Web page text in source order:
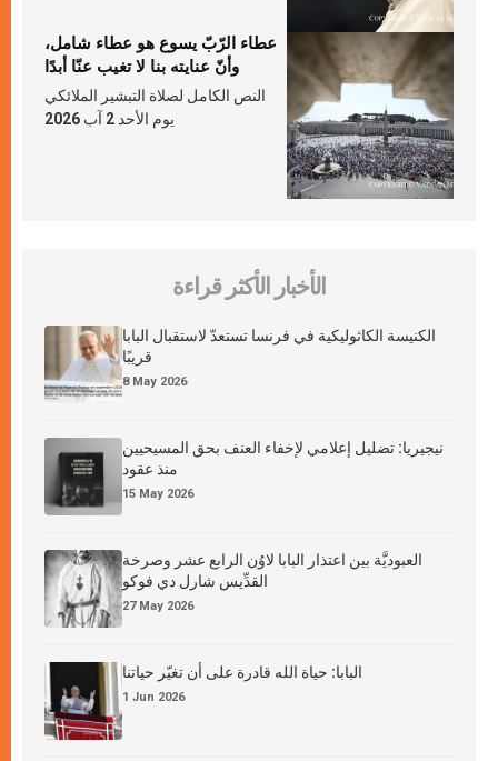
عطاء الرّبّ يسوع هو عطاء شامل،
وأنّ عنايته بنا لا تغيب عنّا أبدًا
النص الكامل لصلاة التبشير الملائكي
يوم الأحد 2 آب 2026
الأخبار الأكثر قراءة
الكنيسة الكاثوليكية في فرنسا تستعدّ لاستقبال البابا
قريبًا
8 May 2026
نيجيريا: تضليل إعلامي لإخفاء العنف بحق المسيحيين
منذ عقود
15 May 2026
العبوديَّة بين اعتذار البابا لاوُن الرابع عشر وصرخة
القدِّيس شارل دي فوكو
27 May 2026
البابا: حياة الله قادرة على أن تغيّر حياتنا
1 Jun 2026